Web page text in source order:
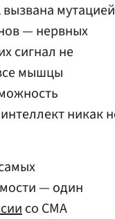
мутацией
— нервных
сигнал не
мышцы
никак
— один
со СМА